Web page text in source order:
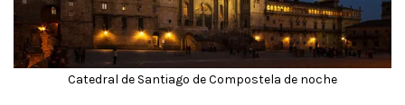
Catedral de Santiago de Compostela de noche